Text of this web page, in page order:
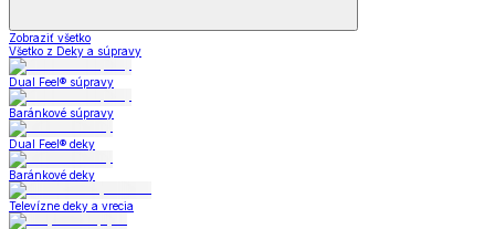
Zobraziť všetko
Všetko z Deky a súpravy
Dual Feel® súpravy
Baránkové súpravy
Dual Feel® deky
Baránkové deky
Televízne deky a vrecia